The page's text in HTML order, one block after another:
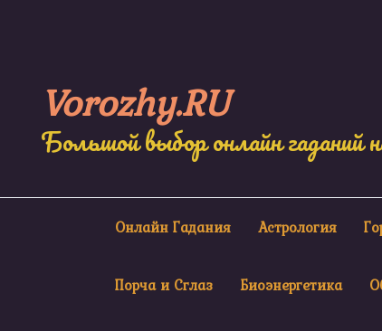
Vorozhy.RU
Большой выбор онлайн гаданий
Онлайн Гадания Астрология
Порча и Сглаз Биоэнергетика